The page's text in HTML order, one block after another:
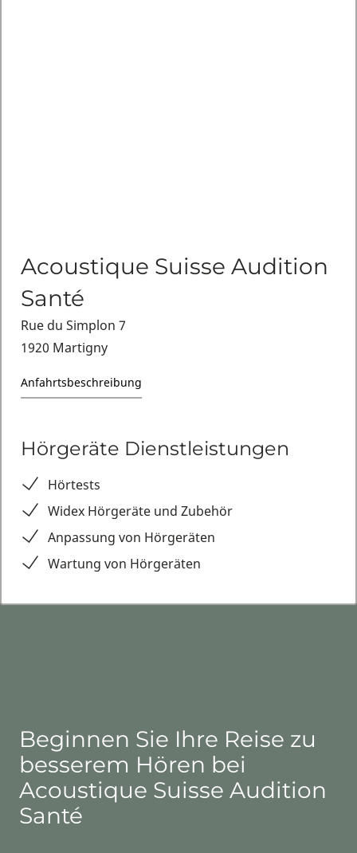
Acoustique Suisse Audition
Santé
Rue du Simplon 7
1920 Martigny
Anfahrtsbeschreibung
Hörgeräte Dienstleistungen
Hörtests
Widex Hörgeräte und Zubehör
Anpassung von Hörgeräten
Wartung von Hörgeräten
Beginnen Sie Ihre Reise zu
besserem Hören bei
Acoustique Suisse Audition
Santé